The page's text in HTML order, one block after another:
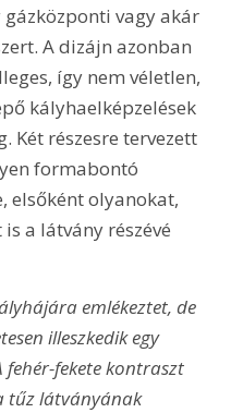
vagy akár
A dizájn azonban
így nem véletlen,
kályhaelképzelések
Két részesre tervezett
formabontó
elsőként olyanokat,
a látvány részévé
emlékeztet, de
illeszkedik egy
fehér-fekete kontraszt
tűz látványának